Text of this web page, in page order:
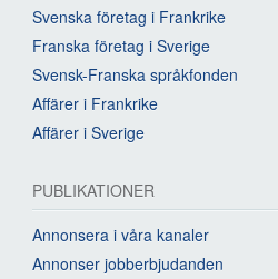
Svenska företag i Frankrike
Franska företag i Sverige
Svensk-Franska språkfonden
Affärer i Frankrike
Affärer i Sverige
PUBLIKATIONER
Annonsera i våra kanaler
Annonser jobberbjudanden